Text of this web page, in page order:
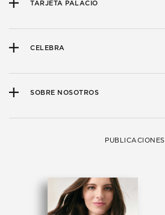
TARJETA PALACIO
CELEBRA
SOBRE NOSOTROS
PUBLICACIONES